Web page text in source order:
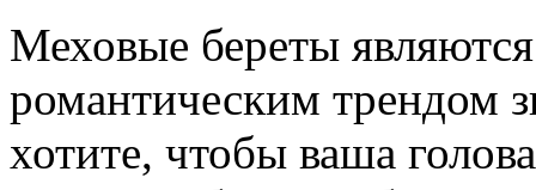
Меховые береты
романтическим трендом
хотите, чтобы ваша